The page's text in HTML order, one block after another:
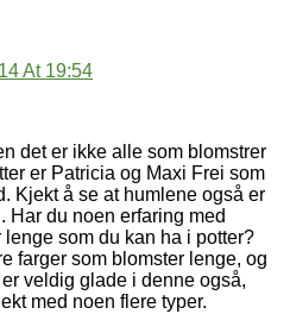
At 19:54
det er ikke alle som blomstrer
er Patricia og Maxi Frei som
Kjekt å se at humlene også er
Har du noen erfaring med
som du kan ha i potter?
farger som blomster lenge, og
veldig glade i denne også,
med noen flere typer.